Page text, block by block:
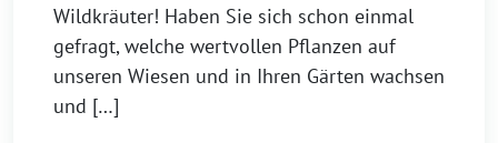
Wildkräuter! Haben Sie sich schon einmal
gefragt, welche wertvollen Pflanzen auf
unseren Wiesen und in Ihren Gärten wachsen
und […]